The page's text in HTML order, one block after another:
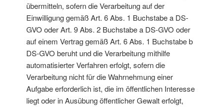
übermitteln, sofern die Verarbeitung auf der
Einwilligung gemäß Art. 6 Abs. 1 Buchstabe a DS-
GVO oder Art. 9 Abs. 2 Buchstabe a DS-GVO oder
auf einem Vertrag gemäß Art. 6 Abs. 1 Buchstabe b
DS-GVO beruht und die Verarbeitung mithilfe
automatisierter Verfahren erfolgt, sofern die
Verarbeitung nicht für die Wahrnehmung einer
Aufgabe erforderlich ist, die im öffentlichen Interesse
liegt oder in Ausübung öffentlicher Gewalt erfolgt,